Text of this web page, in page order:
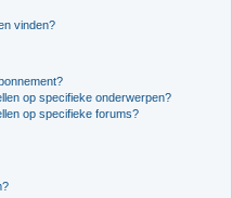
vinden?
op specifieke onderwerpen?
op specifieke forums?